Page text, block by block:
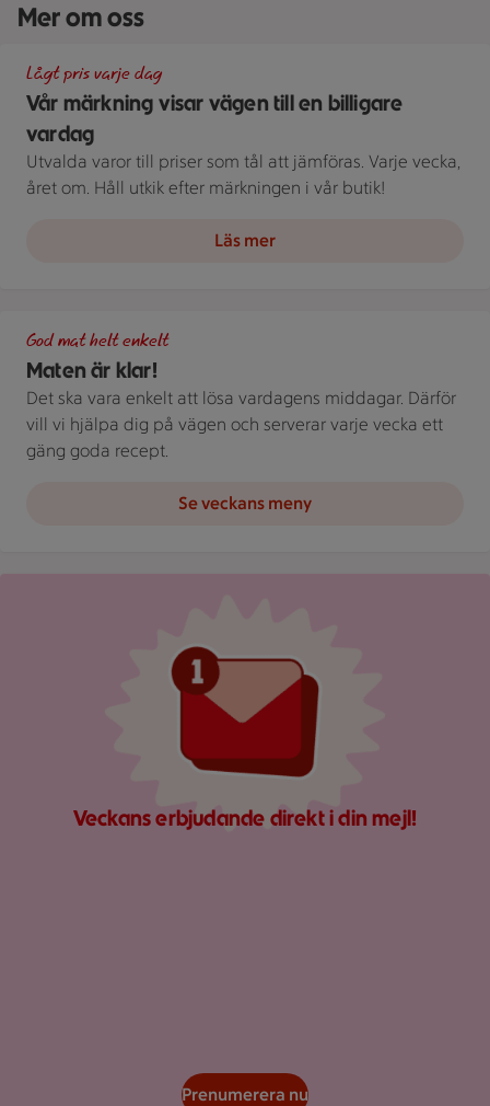
Mer om oss
Vår märkning visar vägen till en billigare
vardag
Lågt pris varje dag
Utvalda varor till priser som tål att jämföras. Varje vecka,
året om. Håll utkik efter märkningen i vår butik!
Läs mer
Maten är klar!
God mat helt enkelt
Det ska vara enkelt att lösa vardagens middagar. Därför
vill vi hjälpa dig på vägen och serverar varje vecka ett
gäng goda recept.
Se veckans meny
Veckans erbjudande direkt i din mejl!
Prenumerera nu